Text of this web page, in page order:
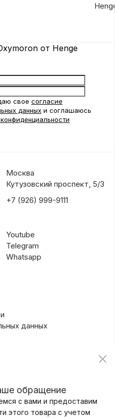
от Henge
свое согласие
данных и соглашаюсь
Москва
Кутузовский проспект, 5/3
+7 (926) 999-9111
Youtube
Telegram
Whatsapp
данных
обращение
с вами и предоставим
этого товара с учетом